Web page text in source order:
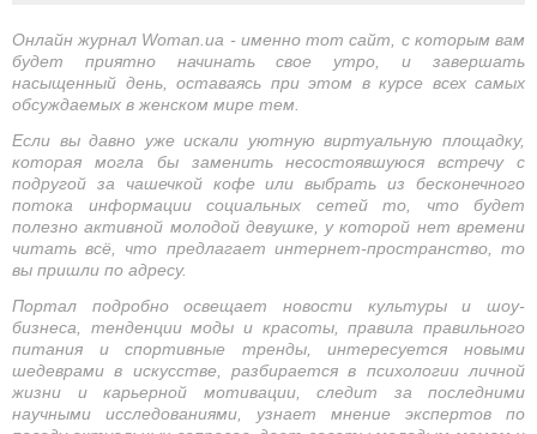
Онлайн журнал Woman.ua - именно тот сайт, с которым вам
будет приятно начинать свое утро, и завершать
насыщенный день, оставаясь при этом в курсе всех самых
обсуждаемых в женском мире тем.
Если вы давно уже искали уютную виртуальную площадку,
которая могла бы заменить несостоявшуюся встречу с
подругой за чашечкой кофе или выбрать из бесконечного
потока информации социальных сетей то, что будет
полезно активной молодой девушке, у которой нет времени
читать всё, что предлагает интернет-пространство, то
вы пришли по адресу.
Портал подробно освещает новости культуры и шоу-
бизнеса, тенденции моды и красоты, правила правильного
питания и спортивные тренды, интересуется новыми
шедеврами в искусстве, разбирается в психологии личной
жизни и карьерной мотивации, следит за последними
научными исследованиями, узнает мнение экспертов по